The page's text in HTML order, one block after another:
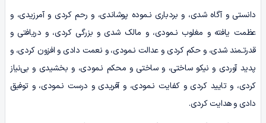
دانستی و آگاه شدی، و بردباری نـموده پوشاندی، و رحم کردی و آمرزیدی، و
عظمت یافته و مغلوب نـمودی، و مالک شدی و بزرگی کردی، و دریافتی و
قدرتـمند شدی، و حکم کردی و عدالت نـمودی، و نعمت دادی و افزون کردی، و
پدید آوردی و نیکو ساختی، و ساختی و محکم نـمودی، و بخشیدی و بی‌نیاز
کردی، و تایید کردی و کفایت نـمودی، و آفریدی و درست نـمودی، و توفیق
دادی و هدایت کردی.